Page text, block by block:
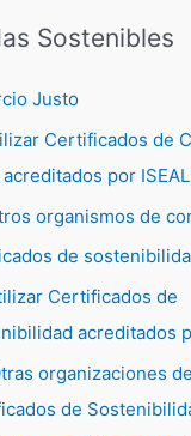
Sostenibles
Justo
Certificados de
por ISEAL
organismos de
de
Certificados de
acreditados
organizaciones de
de